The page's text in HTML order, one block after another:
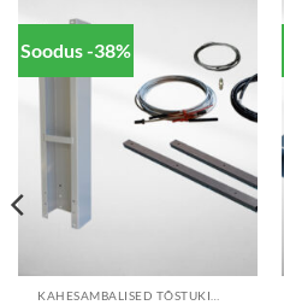
Soodus -38%
KAHESAMBALISED TÕSTUKID